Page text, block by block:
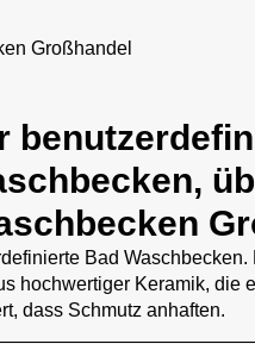
Großhandel
Bad Waschbecken.
hochwertiger Keramik, die
dass Schmutz anhaften.